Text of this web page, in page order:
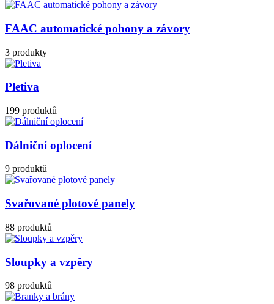
FAAC automatické pohony a závory
3 produkty
Pletiva
199 produktů
Dálniční oplocení
9 produktů
Svařované plotové panely
88 produktů
Sloupky a vzpěry
98 produktů